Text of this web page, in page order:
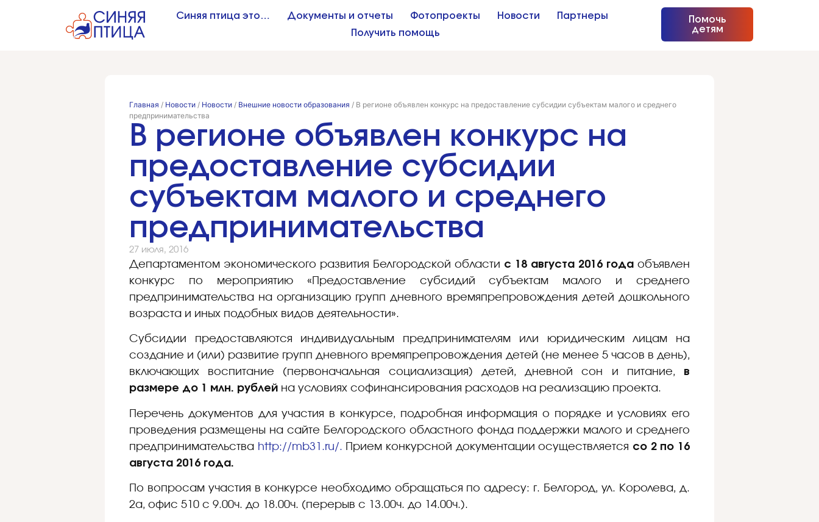
Синяя птица это… Документы и отчеты Фотопроекты Новости
Партнеры
Получить помощь
Помочь
детям
Главная / Новости / Новости / Внешние новости образования / В регионе объявлен конкурс на предоставление субсидии субъектам малого и среднего
предпринимательства
В регионе объявлен конкурс на
предоставление субсидии
субъектам малого и среднего
предпринимательства
27 июля, 2016
Департаментом экономического развития Белгородской области с 18 августа 2016 года объявлен
конкурс по мероприятию «Предоставление субсидий субъектам малого и среднего
предпринимательства на организацию групп дневного времяпрепровождения детей дошкольного
возраста и иных подобных видов деятельности».
Субсидии предоставляются индивидуальным предпринимателям или юридическим лицам на
создание и (или) развитие групп дневного времяпрепровождения детей (не менее 5 часов в день),
включающих воспитание (первоначальная социализация) детей, дневной сон и питание, в
размере до 1 млн. рублей на условиях софинансирования расходов на реализацию проекта.
Перечень документов для участия в конкурсе, подробная информация о порядке и условиях его
проведения размещены на сайте Белгородского областного фонда поддержки малого и среднего
предпринимательства http://mb31.ru/. Прием конкурсной документации осуществляется со 2 по 16
августа 2016 года.
По вопросам участия в конкурсе необходимо обращаться по адресу: г. Белгород, ул. Королева, д.
2а, офис 510 с 9.00ч. до 18.00ч. (перерыв с 13.00ч. до 14.00ч.).